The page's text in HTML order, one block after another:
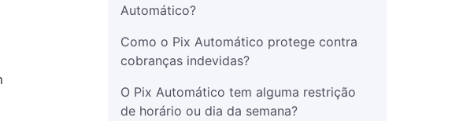
Automático?
Como o Pix Automático protege contra
cobranças indevidas?
O Pix Automático tem alguma restrição
de horário ou dia da semana?